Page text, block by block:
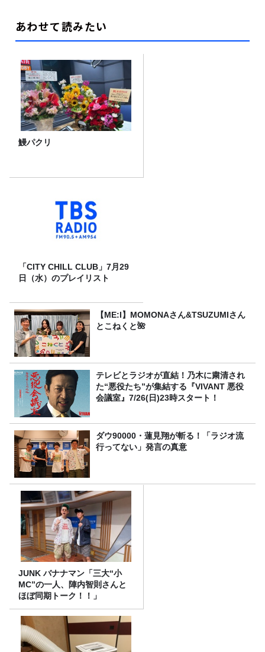
あわせて読みたい
鰻パクリ
「CITY CHILL CLUB」7月29
日（水）のプレイリスト
【ME:I】MOMONAさん&TSUZUMIさん
とこねくと🌺
テレビとラジオが直結！乃木に粛清され
た“悪役たち”が集結する『VIVANT 悪役
会議室』7/26(日)23時スタート！
ダウ90000・蓮見翔が斬る！「ラジオ流
行ってない」発言の真意
JUNK バナナマン「三大“小
MC”の一人、陣内智則さんと
ほぼ同期トーク！！」